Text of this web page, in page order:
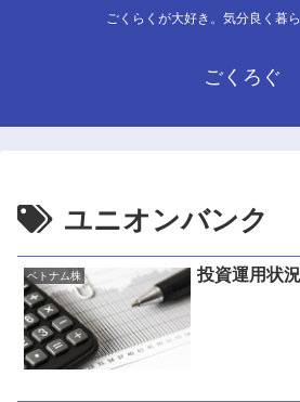
ごくらくが大好き。気分良く暮ら
ごくろぐ
ユニオンバンク
ベトナム株 投資運用状